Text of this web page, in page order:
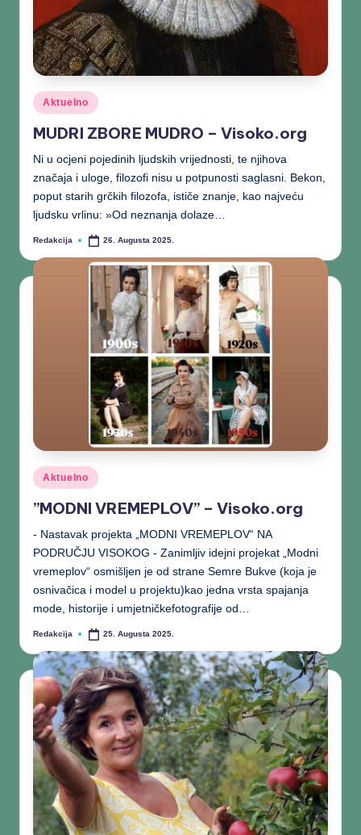
Aktuelno
MUDRI ZBORE MUDRO – Visoko.org
Ni u ocjeni pojedinih ljudskih vrijednosti, te njihova
značaja i uloge, filozofi nisu u potpunosti saglasni. Bekon,
poput starih grčkih filozofa, ističe znanje, kao najveću
ljudsku vrlinu: »Od neznanja dolaze…
Redakcija 26. Augusta 2025.
Aktuelno
”MODNI VREMEPLOV” – Visoko.org
- Nastavak projekta „MODNI VREMEPLOV“ NA
PODRUČJU VISOKOG - Zanimljiv idejni projekat „Modni
vremeplov“ osmišljen je od strane Semre Bukve (koja je
osnivačica i model u projektu)kao jedna vrsta spajanja
mode, historije i umjetničkefotografije od…
Redakcija 25. Augusta 2025.